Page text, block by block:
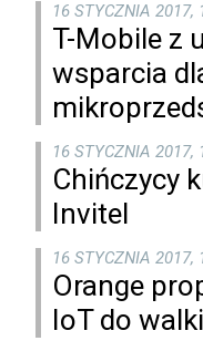
16 STYCZNIA 2017,
T-Mobile z
wsparcia
16 STYCZNIA 2017,
Chińczycy
Invitel
16 STYCZNIA 2017,
Orange
IoT do